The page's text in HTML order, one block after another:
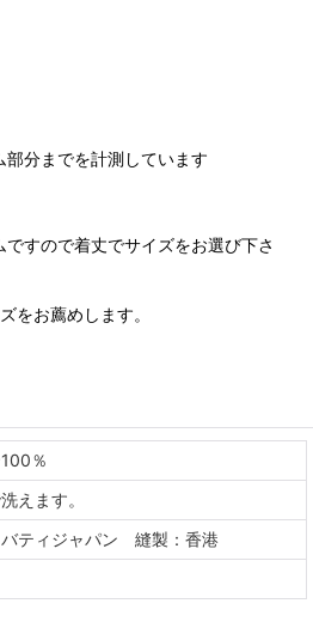
部分までを計測しています
すので着丈でサイズをお選び下さ
をお薦めします。
％
えます。
ティジャパン 縫製：香港